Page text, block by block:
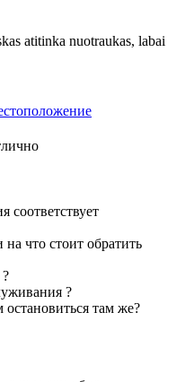
atitinka nuotraukas, labai
соответствует
что стоит обратить
?
там же?